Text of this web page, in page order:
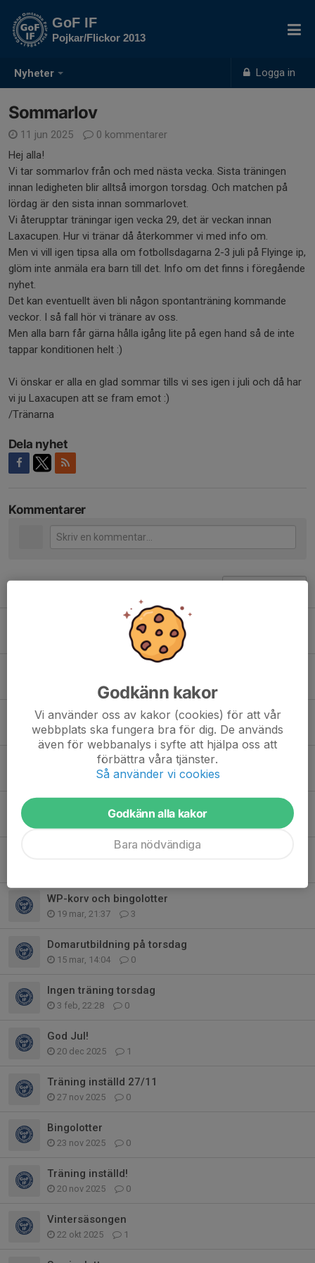
Nyheter Logga in
GoF IF
Pojkar/Flickor 2013
Sommarlov
11 jun 2025
0 kommentarer
Hej alla!
Vi tar sommarlov från och med nästa vecka. Sista träningen
innan ledigheten blir alltså imorgon torsdag. Och matchen på
lördag är den sista innan sommarlovet.
Vi återupptar träningar igen vecka 29, det är veckan innan
Laxacupen. Hur vi tränar då återkommer vi med info om.
Men vi vill igen tipsa alla om fotbollsdagarna 2-3 juli på Flyinge ip,
glöm inte anmäla era barn till det. Info om det finns i föregående
nyhet.
Det kan eventuellt även bli någon spontanträning kommande
veckor. I så fall hör vi tränare av oss.
Men alla barn får gärna hålla igång lite på egen hand så de inte
tappar konditionen helt :)
Vi önskar er alla en glad sommar tills vi ses igen i juli och då har
vi ju Laxacupen att se fram emot :)
/Tränarna
Dela nyhet
Kommentarer
Höstsäsongen drar igång!
2
15 jun, 08:47 0
Sverigelotter
12 jun, 09:27 0
Match flyttad
4 jun, 14:25 0
Bambusa-försäljning
Kioskschema - vårsäsongen
WP-korv och bingolotter
19 mar, 21:37 3
Domarutbildning på torsdag
15 mar, 14:04 0
Ingen träning torsdag
3 feb, 22:28 0
God Jul!
20 dec 2025 1
Träning inställd 27/11
27 nov 2025 0
Bingolotter
23 nov 2025 0
Träning inställd!
20 nov 2025 0
Vintersäsongen
22 okt 2025 1
Godkänn kakor
Vi använder oss av kakor (cookies) för att vår
webbplats ska fungera bra för dig. De används
även för webbanalys i syfte att hjälpa oss att
förbättra våra tjänster.
Så använder vi cookies
Godkänn alla kakor
Bara nödvändiga